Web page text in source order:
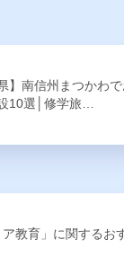
】南信州まつかわ
10選│修学旅…
ア教育」に関するお